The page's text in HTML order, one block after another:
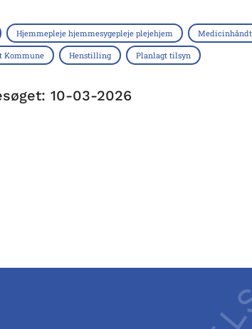
Hjemmepleje hjemmesygepleje plejehjem
Kommune Henstilling Planlagt tilsyn
10-03-2026